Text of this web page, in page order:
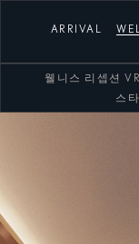
ARRIVAL
웰니스 리셉션
스